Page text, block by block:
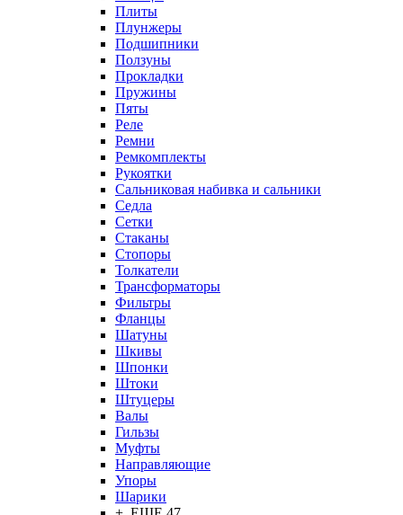
Плиты
Плунжеры
Подшипники
Ползуны
Прокладки
Пружины
Пяты
Реле
Ремни
Ремкомплекты
Рукоятки
Сальниковая набивка и сальники
Седла
Сетки
Стаканы
Стопоры
Толкатели
Трансформаторы
Фильтры
Фланцы
Шатуны
Шкивы
Шпонки
Штоки
Штуцеры
Валы
Гильзы
Муфты
Направляющие
Упоры
Шарики